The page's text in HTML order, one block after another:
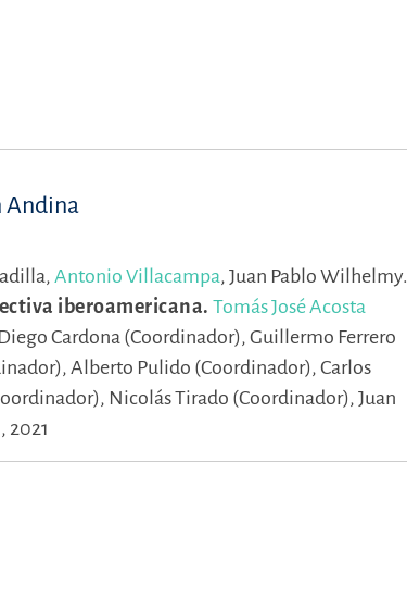
Andina
Antonio Villacampa, Juan Pablo Wilhelmy.
iberoamericana. Tomás José Acosta
Cardona (Coordinador),Guillermo Ferrero
Alberto Pulido (Coordinador), Carlos
Nicolás Tirado (Coordinador), Juan
2021